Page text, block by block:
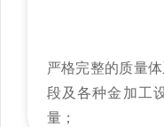
严格完整的质量
段及各种金加工
量；